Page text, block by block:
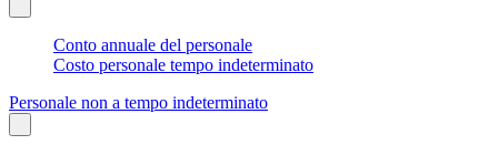
Conto annuale del personale
Costo personale tempo indeterminato
Personale non a tempo indeterminato